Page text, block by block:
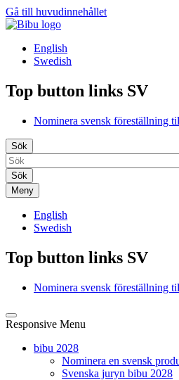
Gå till huvudinnehållet
English
Swedish
Top button links SV
Nominera svensk föreställning
Sök
Meny
English
Swedish
Top button links SV
Nominera svensk föreställning
Responsive Menu
bibu 2028
Nominera en svensk
Svenska juryn bibu 2028